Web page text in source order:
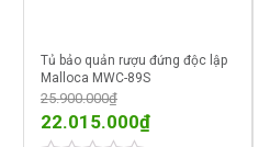
Tủ bảo quản rượu đứng độc lập
Malloca MWC-89S
25.900.000₫
22.015.000₫